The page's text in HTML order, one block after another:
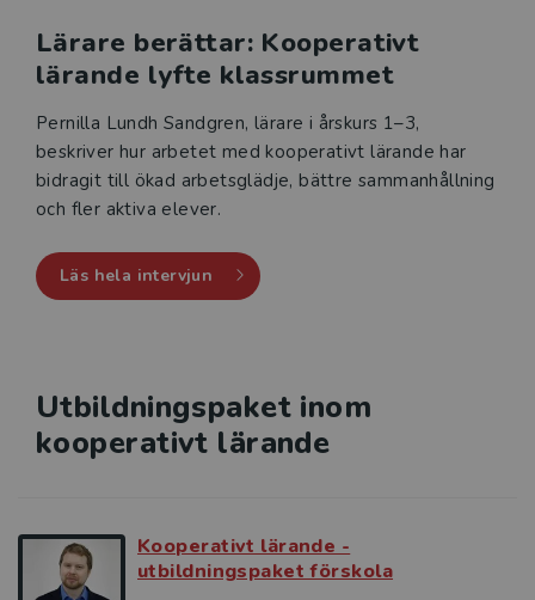
Lärare berättar: Kooperativt
lärande lyfte klassrummet
Pernilla Lundh Sandgren, lärare i årskurs 1–3,
beskriver hur arbetet med kooperativt lärande har
bidragit till ökad arbetsglädje, bättre sammanhållning
och fler aktiva elever.
Läs hela intervjun
Utbildningspaket inom
kooperativt lärande
Kooperativt lärande -
utbildningspaket förskola